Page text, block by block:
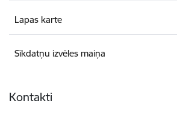
Lapas karte
Sīkdatņu izvēles maiņa
Kontakti